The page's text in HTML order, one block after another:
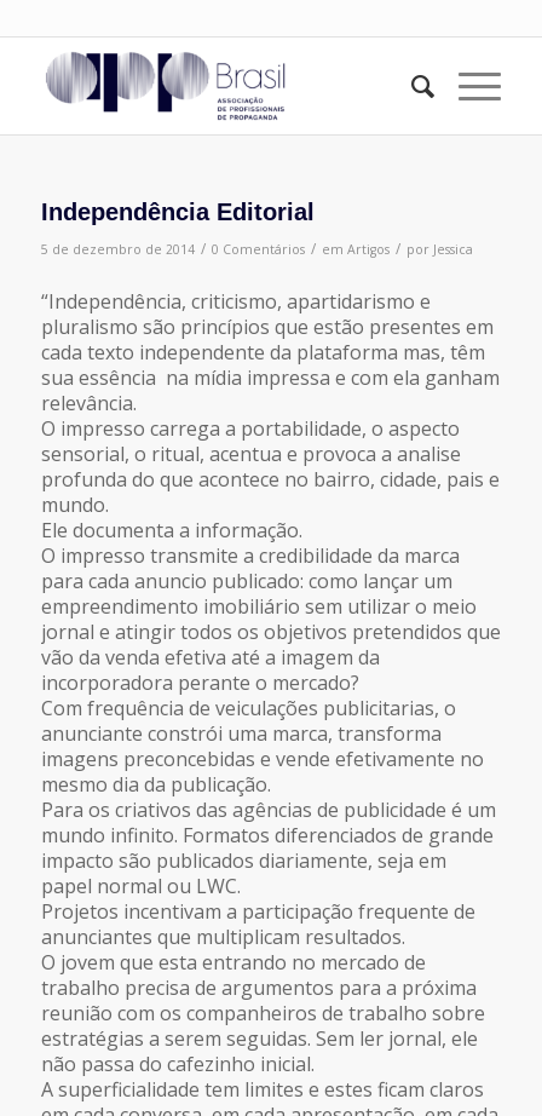
Independência Editorial
5 de dezembro de 2014 / 0 Comentários / em Artigos / por Jessica
“Independência, criticismo, apartidarismo e
pluralismo são princípios que estão presentes em
cada texto independente da plataforma mas, têm
sua essência na mídia impressa e com ela ganham
relevância.
O impresso carrega a portabilidade, o aspecto
sensorial, o ritual, acentua e provoca a analise
profunda do que acontece no bairro, cidade, pais e
mundo.
Ele documenta a informação.
O impresso transmite a credibilidade da marca
para cada anuncio publicado: como lançar um
empreendimento imobiliário sem utilizar o meio
jornal e atingir todos os objetivos pretendidos que
vão da venda efetiva até a imagem da
incorporadora perante o mercado?
Com frequência de veiculações publicitarias, o
anunciante constrói uma marca, transforma
imagens preconcebidas e vende efetivamente no
mesmo dia da publicação.
Para os criativos das agências de publicidade é um
mundo infinito. Formatos diferenciados de grande
impacto são publicados diariamente, seja em
papel normal ou LWC.
Projetos incentivam a participação frequente de
anunciantes que multiplicam resultados.
O jovem que esta entrando no mercado de
trabalho precisa de argumentos para a próxima
reunião com os companheiros de trabalho sobre
estratégias a serem seguidas. Sem ler jornal, ele
não passa do cafezinho inicial.
A superficialidade tem limites e estes ficam claros